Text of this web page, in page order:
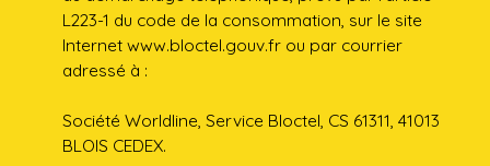
L223-1 du code de la consommation, sur le site
Internet www.bloctel.gouv.fr ou par courrier
adressé à :
Société Worldline, Service Bloctel, CS 61311, 41013
BLOIS CEDEX.